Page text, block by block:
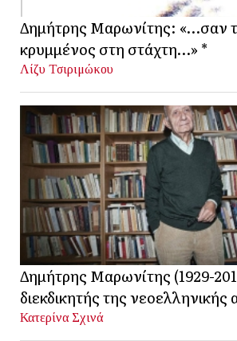
Δημήτρης Μαρωνίτης: «…σαν
κρυμμένος στη στάχτη…» *
Λίζυ Τσιριμώκου
Δημήτρης Μαρωνίτης (1929-
διεκδικητής της
Κατερίνα Σχινά